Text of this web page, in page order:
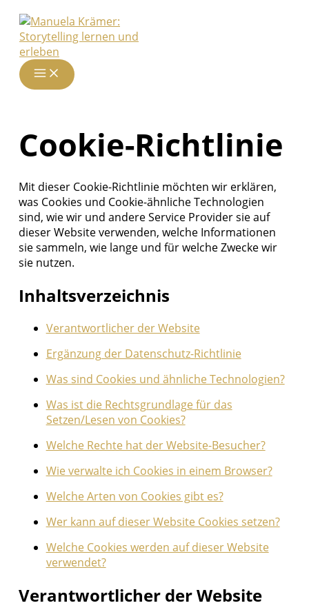
Zum
Inhalt
springen
Cookie-Richtlinie
Mit dieser Cookie-Richtlinie möchten wir erklären,
was Cookies und Cookie-ähnliche Technologien
sind, wie wir und andere Service Provider sie auf
dieser Website verwenden, welche Informationen
sie sammeln, wie lange und für welche Zwecke wir
sie nutzen.
Inhaltsverzeichnis
Verantwortlicher der Website
Ergänzung der Datenschutz-Richtlinie
Was sind Cookies und ähnliche Technologien?
Was ist die Rechtsgrundlage für das
Setzen/Lesen von Cookies?
Welche Rechte hat der Website-Besucher?
Wie verwalte ich Cookies in einem Browser?
Welche Arten von Cookies gibt es?
Wer kann auf dieser Website Cookies setzen?
Welche Cookies werden auf dieser Website
verwendet?
Verantwortlicher der Website